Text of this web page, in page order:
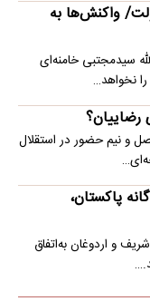
واکنش‌ها به
است ۴۰ سال با آیت‌الله سیدمجتبی خامنه‌ای
نخواهد…
رضاییان؟
و نیم حضور در استقلال
پاکستان،
و اردوغان به‌اتفاق